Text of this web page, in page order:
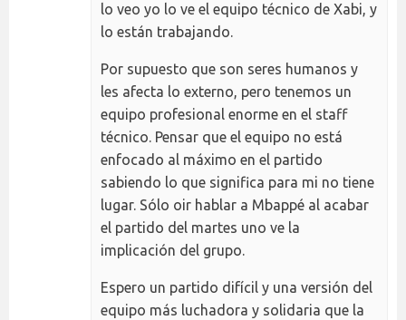
lo veo yo lo ve el equipo técnico de Xabi, y
lo están trabajando.
Por supuesto que son seres humanos y
les afecta lo externo, pero tenemos un
equipo profesional enorme en el staff
técnico. Pensar que el equipo no está
enfocado al máximo en el partido
sabiendo lo que significa para mi no tiene
lugar. Sólo oir hablar a Mbappé al acabar
el partido del martes uno ve la
implicación del grupo.
Espero un partido difícil y una versión del
equipo más luchadora y solidaria que la